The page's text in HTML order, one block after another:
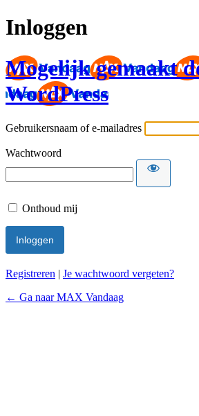
Inloggen
Mogelijk gemaakt
WordPress
Gebruikersnaam of e-mailadres
Wachtwoord
Onthoud mij
Registreren | Je wachtwoord vergeten?
← Ga naar MAX Vandaag